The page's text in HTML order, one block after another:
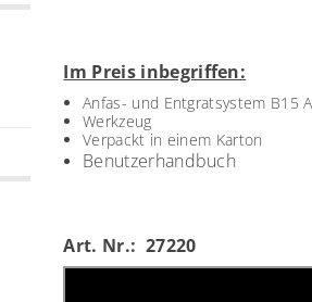
Im Preis inbegriffen:
Anfas- und Entgratsystem B15
Werkzeug
Verpackt in einem Karton
Benutzerhandbuch
Art. Nr.: 27220